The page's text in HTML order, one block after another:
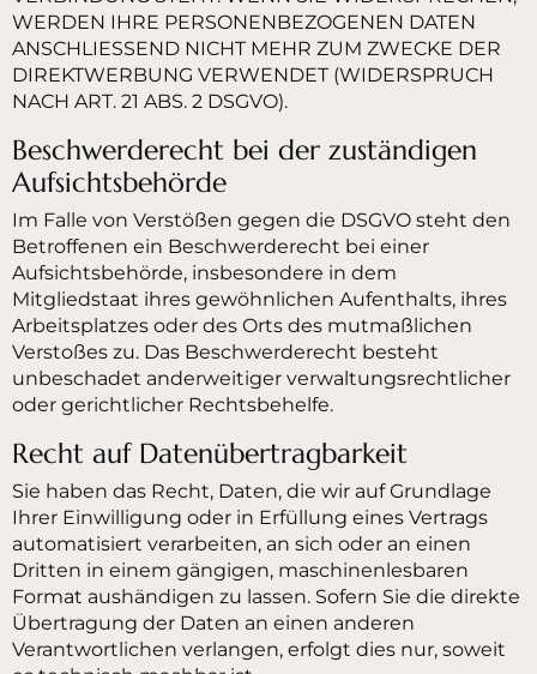
WERDEN IHRE PERSONENBEZOGENEN DATEN
ANSCHLIESSEND NICHT MEHR ZUM ZWECKE DER
DIREKTWERBUNG VERWENDET (WIDERSPRUCH
NACH ART. 21 ABS. 2 DSGVO).
Beschwerde­recht bei der zuständigen
Aufsichts­behörde
Im Falle von Verstößen gegen die DSGVO steht den
Betroffenen ein Beschwerderecht bei einer
Aufsichtsbehörde, insbesondere in dem
Mitgliedstaat ihres gewöhnlichen Aufenthalts, ihres
Arbeitsplatzes oder des Orts des mutmaßlichen
Verstoßes zu. Das Beschwerderecht besteht
unbeschadet anderweitiger verwaltungsrechtlicher
oder gerichtlicher Rechtsbehelfe.
Recht auf Daten­übertrag­barkeit
Sie haben das Recht, Daten, die wir auf Grundlage
Ihrer Einwilligung oder in Erfüllung eines Vertrags
automatisiert verarbeiten, an sich oder an einen
Dritten in einem gängigen, maschinenlesbaren
Format aushändigen zu lassen. Sofern Sie die direkte
Übertragung der Daten an einen anderen
Verantwortlichen verlangen, erfolgt dies nur, soweit